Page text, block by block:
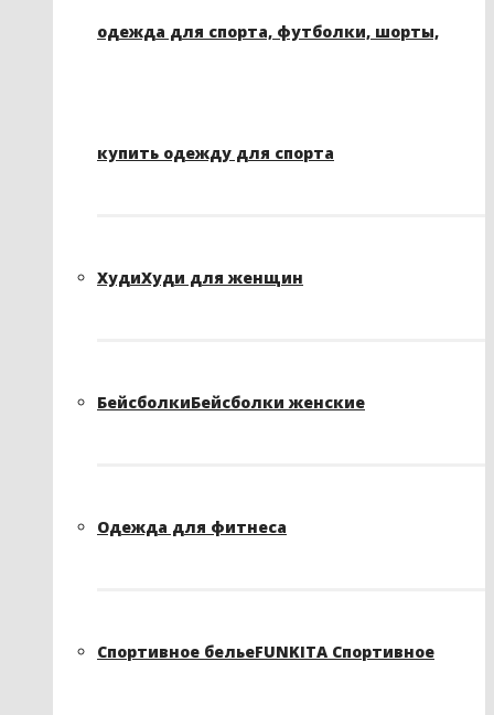
одежда для спорта, футболки, шорты,
купить одежду для спорта
ХудиХуди для женщин
БейсболкиБейсболки женские
Одежда для фитнеса
Спортивное бельеFUNKITA Спортивное